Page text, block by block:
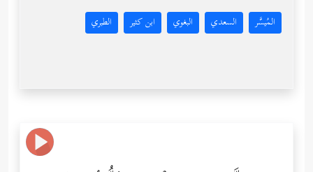
المُيسَّر السعدي البغوي ابن كثير الطبري